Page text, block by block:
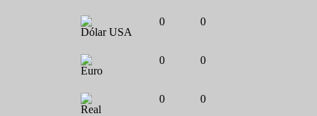
Dólar USA
0 0
Euro
0 0
Real
0 0